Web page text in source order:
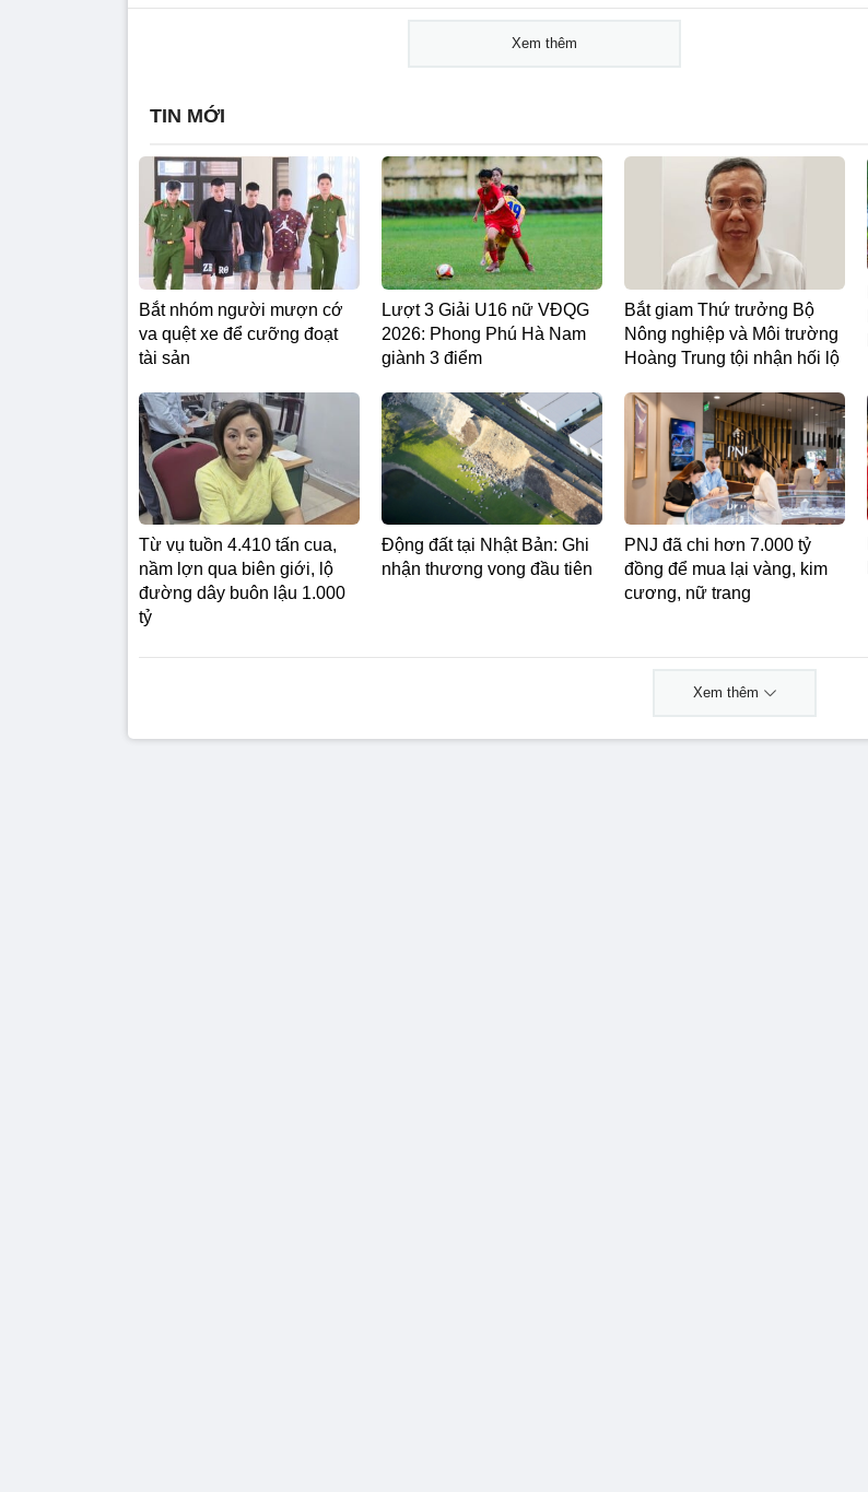
Xem thêm
TIN MỚI
Bắt nhóm người mượn cớ
va quệt xe để cưỡng đoạt
tài sản
Lượt 3 Giải U16 nữ VĐQG
2026: Phong Phú Hà Nam
giành 3 điểm
Bắt giam Thứ trưởng Bộ
Nông nghiệp và Môi trường
Hoàng Trung tội nhận hối lộ
Từ vụ tuồn 4.410 tấn cua,
nầm lợn qua biên giới, lộ
đường dây buôn lậu 1.000
tỷ
Động đất tại Nhật Bản: Ghi
nhận thương vong đầu tiên
PNJ đã chi hơn 7.000 tỷ
đồng để mua lại vàng, kim
cương, nữ trang
Xem thêm